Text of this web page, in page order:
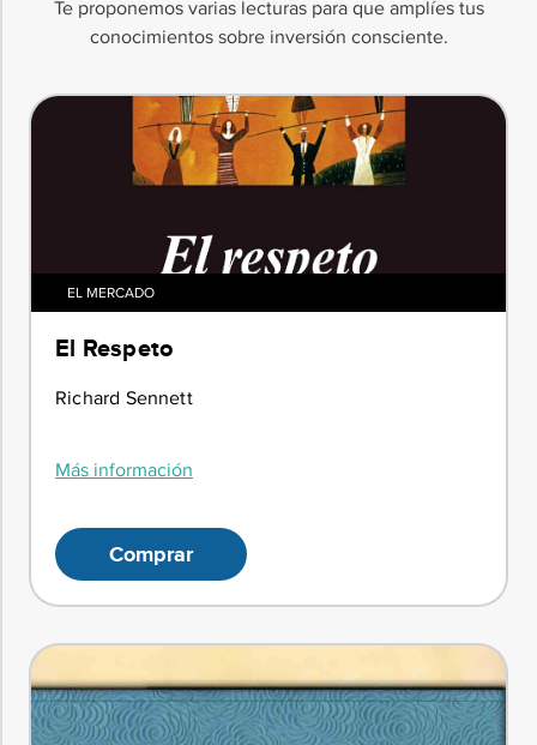
Te proponemos varias lecturas para que amplíes tus
conocimientos sobre inversión consciente.
EL MERCADO
El Respeto
Richard Sennett
Más información
Comprar